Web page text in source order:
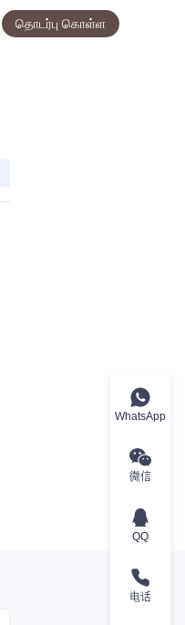
தொடர்பு கொள்ள
WhatsApp
微信
QQ
电话